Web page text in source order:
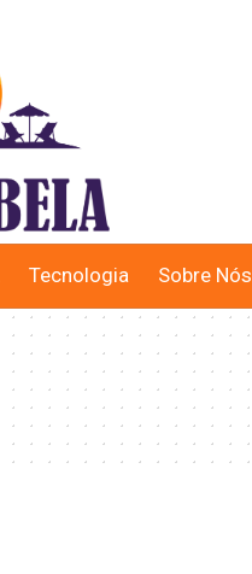
Tecnologia Sobre Nós